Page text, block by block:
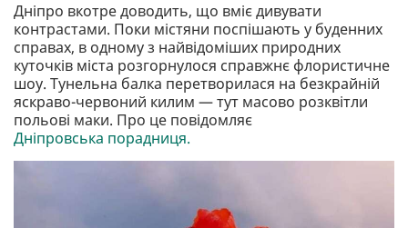
Дніпро вкотре доводить, що вміє дивувати
контрастами. Поки містяни поспішають у буденних
справах, в одному з найвідоміших природних
куточків міста розгорнулося справжнє флористичне
шоу. Тунельна балка перетворилася на безкрайній
яскраво-червоний килим — тут масово розквітли
польові маки. Про це повідомляє
Дніпровська порадниця.